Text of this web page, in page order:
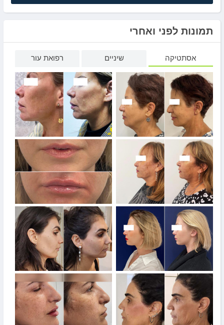
תמונות לפני ואחרי
אסתטיקה שיניים רפואת עור